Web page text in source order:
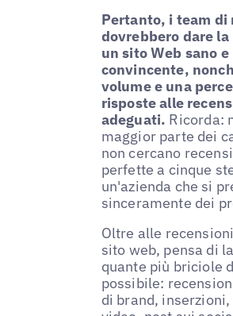
Pertanto, i team di
dovrebbero dare
un sito Web sano e
convincente,
volume e una
risposte alle
adeguati. Ricorda:
maggior parte dei
non cercano
perfette a cinque
un'azienda che si
sinceramente dei
Oltre alle
sito web, pensa di
quante più briciole
possibile:
di brand,